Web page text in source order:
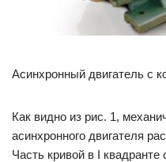
Асинхронный двигатель с
Как видно из рис. 1,
асинхронного двигателя
Часть кривой в I